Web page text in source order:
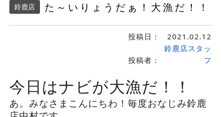
鈴鹿店 た～いりょうだぁ！大漁だ！！
投稿日： 2021.02.12
投稿者：
鈴鹿店スタッ
フ
今日はナビが大漁だ！！
あ。みなさまこんにちわ！毎度おなじみ鈴鹿